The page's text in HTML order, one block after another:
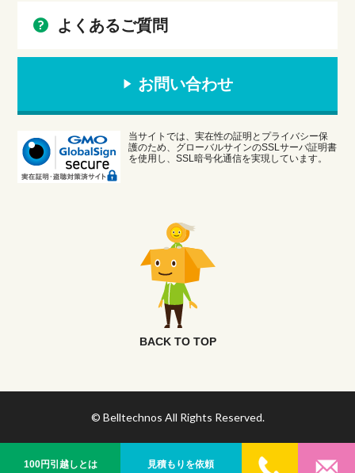
よくあるご質問
お問い合わせ
当サイトでは、実在性の証明とプライバシー保
護のため、グローバルサインのSSLサーバ証明書
を使用し、SSL暗号化通信を実現しています。
BACK TO TOP
100円引越しとは 見積もりを依頼
© Belltechnos All Rights Reserved.